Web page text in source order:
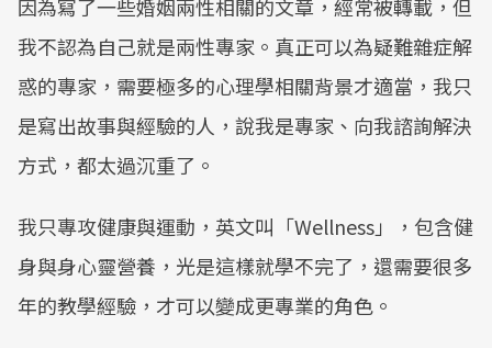
因為寫了一些婚姻兩性相關的文章，經常被轉載，但
我不認為自己就是兩性專家。真正可以為疑難雜症解
惑的專家，需要極多的心理學相關背景才適當，我只
是寫出故事與經驗的人，說我是專家、向我諮詢解決
方式，都太過沉重了。
我只專攻健康與運動，英文叫「Wellness」，包含健
身與身心靈營養，光是這樣就學不完了，還需要很多
年的教學經驗，才可以變成更專業的角色。